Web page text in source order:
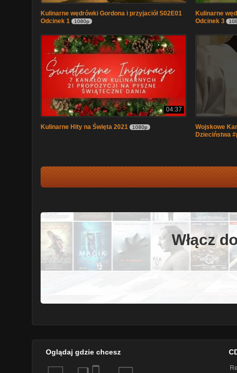
Kulinarne wędrówki Gordona i przyjaciół S02E01
Odcinek 1
1080p
Kulinarne
Odcinek 3
04:37
Kulinarne Hity na Święta 2021 1080p
Wojskowe
Dzieciństwa
Włącz
Oglądaj gdzie chcesz